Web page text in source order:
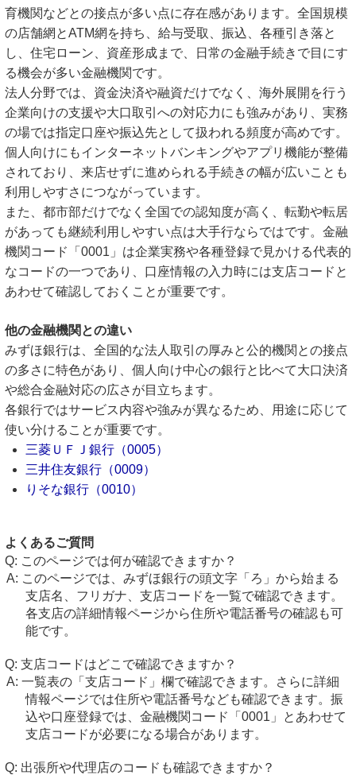
育機関などとの接点が多い点に存在感があります。全国規模
の店舗網とATM網を持ち、給与受取、振込、各種引き落と
し、住宅ローン、資産形成まで、日常の金融手続きで目にす
る機会が多い金融機関です。
法人分野では、資金決済や融資だけでなく、海外展開を行う
企業向けの支援や大口取引への対応力にも強みがあり、実務
の場では指定口座や振込先として扱われる頻度が高めです。
個人向けにもインターネットバンキングやアプリ機能が整備
されており、来店せずに進められる手続きの幅が広いことも
利用しやすさにつながっています。
また、都市部だけでなく全国での認知度が高く、転勤や転居
があっても継続利用しやすい点は大手行ならではです。金融
機関コード「0001」は企業実務や各種登録で見かける代表的
なコードの一つであり、口座情報の入力時には支店コードと
あわせて確認しておくことが重要です。
他の金融機関との違い
みずほ銀行は、全国的な法人取引の厚みと公的機関との接点
の多さに特色があり、個人向け中心の銀行と比べて大口決済
や総合金融対応の広さが目立ちます。
各銀行ではサービス内容や強みが異なるため、用途に応じて
使い分けることが重要です。
三菱ＵＦＪ銀行（0005）
三井住友銀行（0009）
りそな銀行（0010）
よくあるご質問
このページでは何が確認できますか？
このページでは、みずほ銀行の頭文字「ろ」から始まる
支店名、フリガナ、支店コードを一覧で確認できます。
各支店の詳細情報ページから住所や電話番号の確認も可
能です。
支店コードはどこで確認できますか？
一覧表の「支店コード」欄で確認できます。さらに詳細
情報ページでは住所や電話番号なども確認できます。振
込や口座登録では、金融機関コード「0001」とあわせて
支店コードが必要になる場合があります。
出張所や代理店のコードも確認できますか？